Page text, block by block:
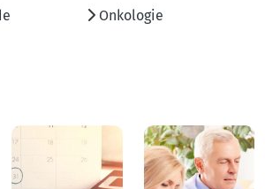
Onkologie